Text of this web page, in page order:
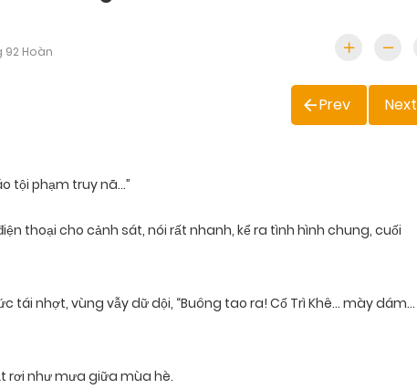
92 Hoàn
Prev Next
tội phạm truy nã…”
thoại cho cảnh sát, nói rất nhanh, kể ra tình hình chung, cuối
tái nhợt, vùng vẫy dữ dội, “Buông tao ra! Cố Trì Khê… mày dám…
rơi như mưa giữa mùa hè.